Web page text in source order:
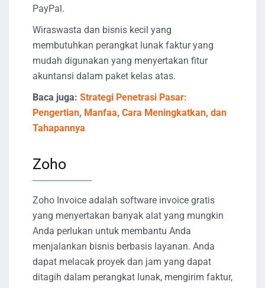
PayPal.
Wiraswasta dan bisnis kecil yang
membutuhkan perangkat lunak faktur yang
mudah digunakan yang menyertakan fitur
akuntansi dalam paket kelas atas.
Baca juga: Strategi Penetrasi Pasar:
Pengertian, Manfaa, Cara Meningkatkan, dan
Tahapannya
Zoho
Zoho Invoice adalah software invoice gratis
yang menyertakan banyak alat yang mungkin
Anda perlukan untuk membantu Anda
menjalankan bisnis berbasis layanan. Anda
dapat melacak proyek dan jam yang dapat
ditagih dalam perangkat lunak, mengirim faktur,